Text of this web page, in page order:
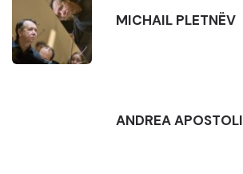
MICHAIL PLETNËV
ANDREA APOSTOLI